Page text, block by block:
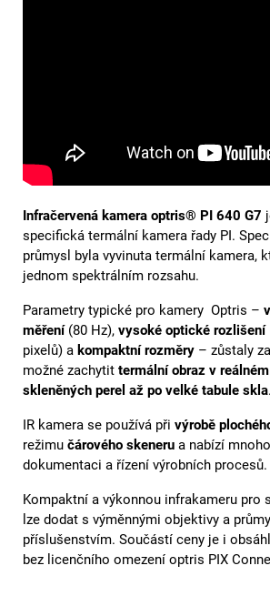
Infračervená kamera optris® PI 640 G7
specifická termální kamera řady PI.
průmysl byla vyvinuta termální kamera,
jednom spektrálním rozsahu.
Parametry typické pro kamery Optris –
měření(80 Hz), vysoké optické rozlišení
pixelů) a kompaktní rozměry – zůstaly
možné zachytit termální obraz v
skleněných perel až po velké tabule skla.
IR kamera se používá při výrobě
režimu čárového skeneru a nabízí
dokumentaci a řízení výrobních procesů.
Kompaktní a výkonnou infrakameru pro
lze dodat s výměnnými objektivy a
příslušenstvím. Součástí ceny je i
bez licenčního omezení optris PIX